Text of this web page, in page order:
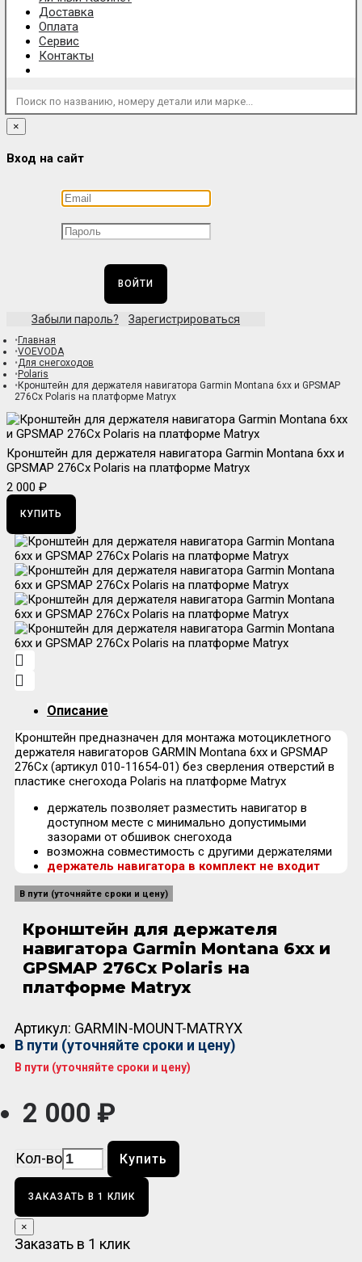
Доставка
Оплата
Сервис
Контакты
Поиск по названию, номеру детали или марке...
×
Вход на сайт
ВОЙТИ
Забыли пароль? Зарегистрироваться
Главная
VOEVODA
Для снегоходов
Polaris
Кронштейн для держателя навигатора Garmin Montana 6xx и GPSMAP
276Cx Polaris на платформе Matryx
Кронштейн для держателя навигатора Garmin Montana 6xx и
GPSMAP 276Cx Polaris на платформе Matryx
2 000 ₽
КУПИТЬ
Описание
Кронштейн предназначен для монтажа мотоциклетного
держателя навигаторов GARMIN Montana 6xx и GPSMAP
276Cx (артикул 010-11654-01) без сверления отверстий в
пластике снегохода Polaris на платформе Matryx
держатель позволяет разместить навигатор в
доступном месте с минимально допустимыми
зазорами от обшивок снегохода
возможна совместимость с другими держателями
держатель навигатора в комплект не входит
В пути (уточняйте сроки и цену)
Кронштейн для держателя
навигатора Garmin Montana 6xx и
GPSMAP 276Cx Polaris на
платформе Matryx
Артикул: GARMIN-MOUNT-MATRYX
В пути (уточняйте сроки и цену)
В пути (уточняйте сроки и цену)
2 000 ₽
Кол-во Купить
ЗАКАЗАТЬ В 1 КЛИК
×
Заказать в 1 клик